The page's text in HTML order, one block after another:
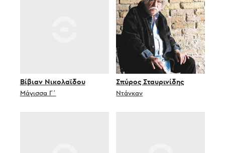
Βίβιαν Νικολαϊδου
Μάγισσα Γ΄
Σπύρος Σταυρινίδης
Ντάνκαν